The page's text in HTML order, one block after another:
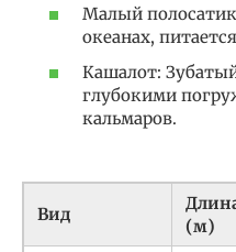
Малый
океанах,
Кашалот:
глубокими
кальмаров.
Вид
(м)